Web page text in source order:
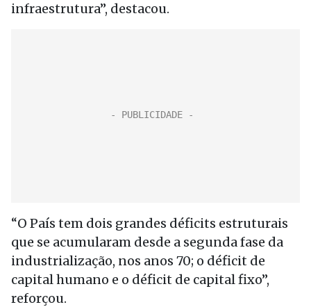
infraestrutura”, destacou.
“O País tem dois grandes déficits estruturais
que se acumularam desde a segunda fase da
industrialização, nos anos 70; o déficit de
capital humano e o déficit de capital fixo”,
reforçou.